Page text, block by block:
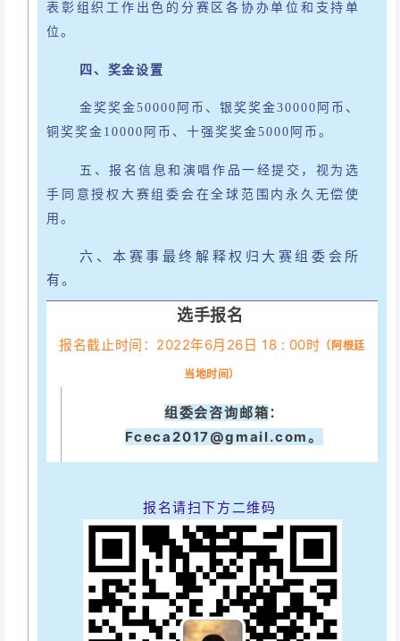
表彰组织工作出色的分赛区各协办单位和支持单
位。
四、奖金设置
金奖奖金50000阿币、银奖奖金30000阿币、
铜奖奖金10000阿币、十强奖奖金5000阿币。
五、报名信息和演唱作品一经提交，视为选
手同意授权大赛组委会在全球范围内永久无偿使
用。
六 、本赛事最终解释权归大赛组委会所
有。
选手报名
报名截止时间：2022年6月26日 18 : 00时 （阿根廷
当地时间）
组委会咨询邮箱：
Fceca2017@gmail.com。
报 名请扫下方二维码